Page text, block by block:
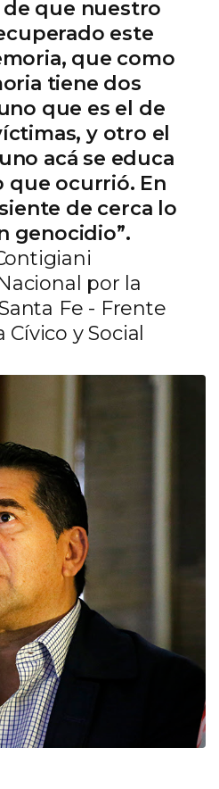
que nuestro
este
que como
tiene dos
que es el de
y otro el
acá se educa
que ocurrió. En
de cerca lo
genocidio”.
por la
Fe - Frente
Cívico y Social